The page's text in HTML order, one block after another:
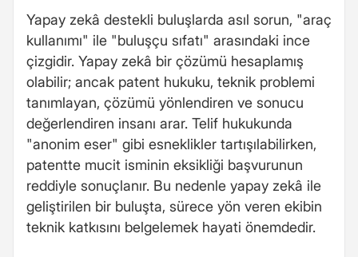
Yapay zekâ destekli buluşlarda asıl sorun, "araç
kullanımı" ile "buluşçu sıfatı" arasındaki ince
çizgidir. Yapay zekâ bir çözümü hesaplamış
olabilir; ancak patent hukuku, teknik problemi
tanımlayan, çözümü yönlendiren ve sonucu
değerlendiren insanı arar. Telif hukukunda
"anonim eser" gibi esneklikler tartışılabilirken,
patentte mucit isminin eksikliği başvurunun
reddiyle sonuçlanır. Bu nedenle yapay zekâ ile
geliştirilen bir buluşta, sürece yön veren ekibin
teknik katkısını belgelemek hayati önemdedir.